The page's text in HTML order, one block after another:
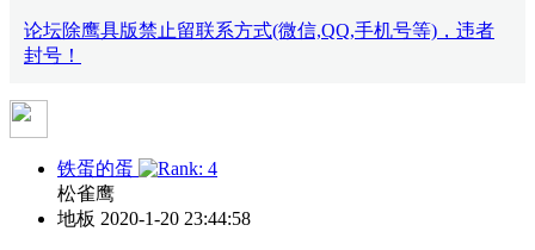
论坛除鹰具版禁止留联系方式(微信,QQ,手机号等)，违者
封号！
铁蛋的蛋
松雀鹰
地板 2020-1-20 23:44:58